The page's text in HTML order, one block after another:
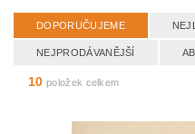
DOPORUČUJEME
NEJPRODÁVANĚJŠÍ
10 položek celkem